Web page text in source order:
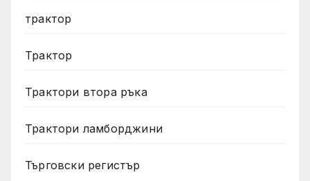
трактор
Трактор
Трактори втора ръка
Трактори ламборджини
Търговски регистър